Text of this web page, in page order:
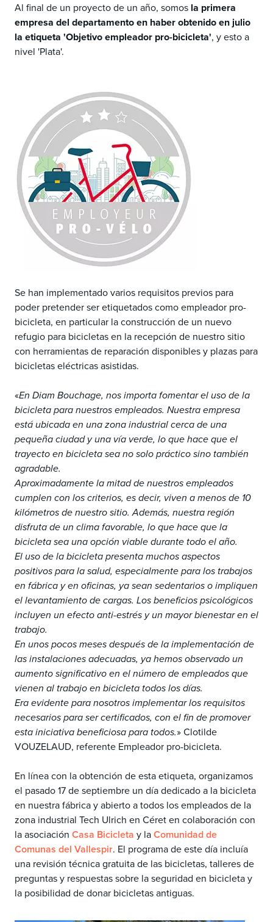
Al final de un proyecto de un año, somos la primera
empresa del departamento en haber obtenido en julio
la etiqueta 'Objetivo empleador pro-bicicleta', y esto a
nivel 'Plata'.
Se han implementado varios requisitos previos para
poder pretender ser etiquetados como empleador pro-
bicicleta, en particular la construcción de un nuevo
refugio para bicicletas en la recepción de nuestro sitio
con herramientas de reparación disponibles y plazas para
bicicletas eléctricas asistidas.
«En Diam Bouchage, nos importa fomentar el uso de la
bicicleta para nuestros empleados. Nuestra empresa
está ubicada en una zona industrial cerca de una
pequeña ciudad y una vía verde, lo que hace que el
trayecto en bicicleta sea no solo práctico sino también
agradable.
Aproximadamente la mitad de nuestros empleados
cumplen con los criterios, es decir, viven a menos de 10
kilómetros de nuestro sitio. Además, nuestra región
disfruta de un clima favorable, lo que hace que la
bicicleta sea una opción viable durante todo el año.
El uso de la bicicleta presenta muchos aspectos
positivos para la salud, especialmente para los trabajos
en fábrica y en oficinas, ya sean sedentarios o impliquen
el levantamiento de cargas. Los beneficios psicológicos
incluyen un efecto anti-estrés y un mayor bienestar en el
trabajo.
En unos pocos meses después de la implementación de
las instalaciones adecuadas, ya hemos observado un
aumento significativo en el número de empleados que
vienen al trabajo en bicicleta todos los días.
Era evidente para nosotros implementar los requisitos
necesarios para ser certificados, con el fin de promover
esta iniciativa beneficiosa para todos.» Clotilde
VOUZELAUD, referente Empleador pro-bicicleta.
En línea con la obtención de esta etiqueta, organizamos
el pasado 17 de septiembre un día dedicado a la bicicleta
en nuestra fábrica y abierto a todos los empleados de la
zona industrial Tech Ulrich en Céret en colaboración con
la asociación Casa Bicicleta y laComunidad de
Comunas del Vallespir. El programa de este día incluía
una revisión técnica gratuita de las bicicletas, talleres de
preguntas y respuestas sobre la seguridad en bicicleta y
la posibilidad de donar bicicletas antiguas.